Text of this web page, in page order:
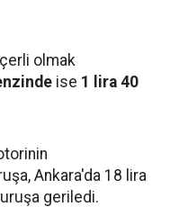
olmak
ise 1 lira 40
Ankara'da 18 lira
geriledi.